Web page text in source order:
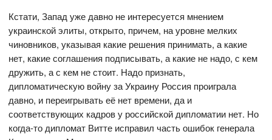
Кстати, Запад уже давно не интересуется мнением
украинской элиты, открыто, причем, на уровне мелких
чиновников, указывая какие решения принимать, а какие
нет, какие соглашения подписывать, а какие не надо, с кем
дружить, а с кем не стоит. Надо признать,
дипломатическую войну за Украину Россия проиграла
давно, и переигрывать её нет времени, да и
соответствующих кадров у российской дипломатии нет. Но
когда-то дипломат Витте исправил часть ошибок генерала